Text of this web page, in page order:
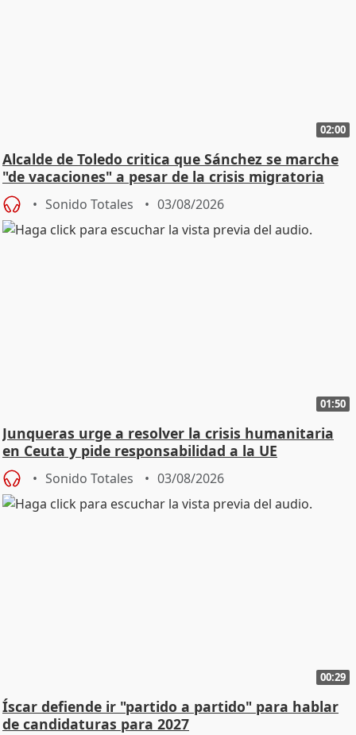
02:00
Alcalde de Toledo critica que Sánchez se marche
"de vacaciones" a pesar de la crisis migratoria
Sonido Totales 03/08/2026
01:50
Junqueras urge a resolver la crisis humanitaria
en Ceuta y pide responsabilidad a la UE
Sonido Totales 03/08/2026
00:29
Íscar defiende ir "partido a partido" para hablar
de candidaturas para 2027